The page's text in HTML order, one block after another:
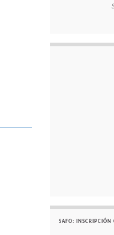
SAFO: INSCRIPCIÓN